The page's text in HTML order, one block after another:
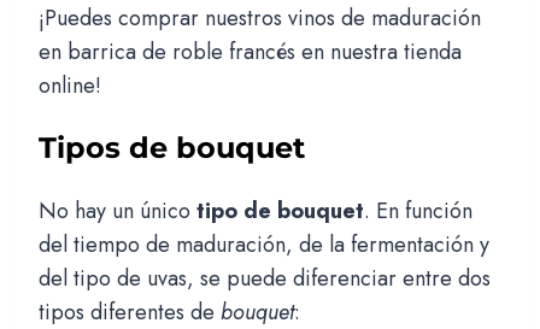
¡Puedes comprar nuestros vinos de maduración
en barrica de roble francés en nuestra tienda
online!
Tipos de bouquet
No hay un único tipo de bouquet. En función
del tiempo de maduración, de la fermentación y
del tipo de uvas, se puede diferenciar entre dos
tipos diferentes de bouquet: